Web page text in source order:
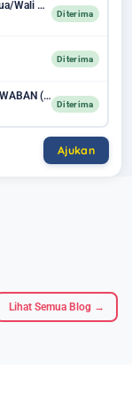
Sosialisasi Program Sekolah untuk Orangtua/Wali Murid Kelas XI
Diterima
Diterima
PERSIAPAN LAPORAN PERTANGGUNGJAWABAN (LPJ)
Diterima
Ajukan
Lihat Semua Blog →